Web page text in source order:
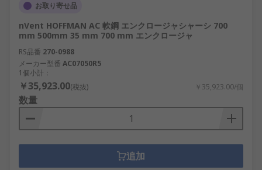
お取り寄せ品
nVent HOFFMAN AC 軟鋼 エンクロージャシャーシ 700
mm 500mm 35 mm 700 mm エンクロージャ
RS品番 270-0988
メーカー型番 AC07050R5
1個小計：
￥35,923.00(税抜) ￥35,923.00/個
数量
追加